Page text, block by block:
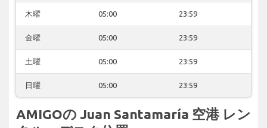
木曜 05:00 23:59
金曜 05:00 23:59
土曜 05:00 23:59
日曜 05:00 23:59
AMIGOの Juan Santamaría 空港 レン